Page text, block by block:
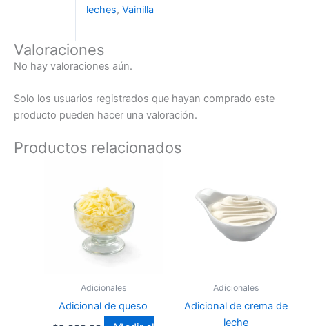
leches, Vainilla
Valoraciones
No hay valoraciones aún.
Solo los usuarios registrados que hayan comprado este
producto pueden hacer una valoración.
Productos relacionados
Adicionales
Adicional de queso
Adicionales
Adicional de crema de
leche